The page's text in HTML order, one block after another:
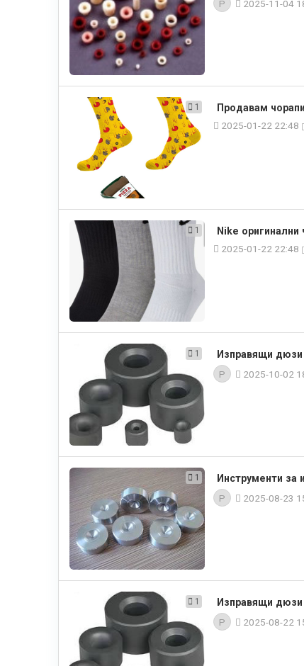
P
2025-11-04
1
Продавам чорапи
2025-01-22 22:48
1
Nike оригинални
2025-01-22 22:48
1
Изправящи
P
2025-10-02
1
Инструменти за
P
2025-08-23
1
Изправящи дюзи
P
2025-08-22